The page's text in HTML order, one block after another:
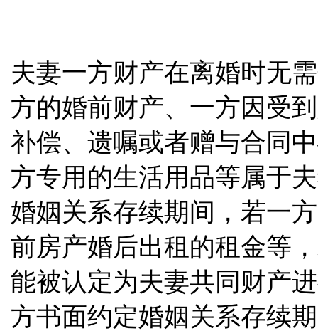
夫妻一方财产在离婚时无
方的婚前财产、一方因受
补偿、遗嘱或者赠与合同
方专用的生活用品等属于
婚姻关系存续期间，若一
前房产婚后出租的租金等
能被认定为夫妻共同财产
方书面约定婚姻关系存续